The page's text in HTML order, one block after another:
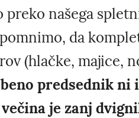
preko našega
da
(hlačke, majice,
predsednik
je zanj